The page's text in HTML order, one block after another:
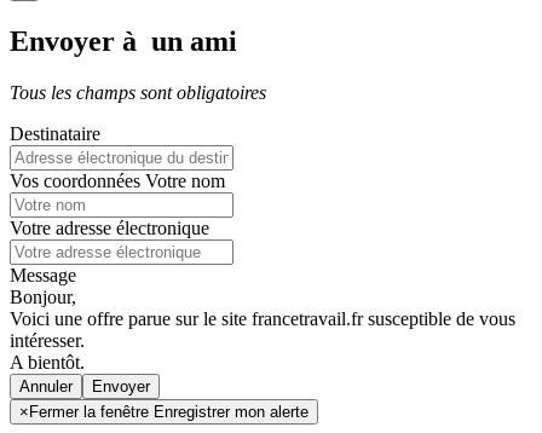
Envoyer à un ami
Tous les champs sont obligatoires
Destinataire
Vos coordonnées Votre nom
Votre adresse électronique
Message
Bonjour,
Voici une offre parue sur le site francetravail.fr susceptible de vous
intéresser.
A bientôt.
Annuler
× Fermer la fenêtre Enregistrer mon alerte